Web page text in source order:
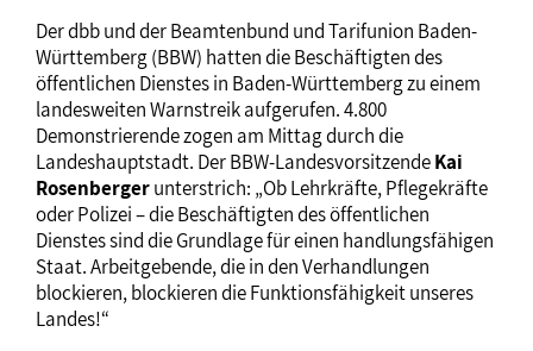
Der dbb und der Beamtenbund und Tarifunion Baden-
Württemberg (BBW) hatten die Beschäftigten des
öffentlichen Dienstes in Baden-Württemberg zu einem
landesweiten Warnstreik aufgerufen. 4.800
Demonstrierende zogen am Mittag durch die
Landeshauptstadt. Der BBW-LandesvorsitzendeKai
Rosenbergerunterstrich: „Ob Lehrkräfte, Pflegekräfte
oder Polizei – die Beschäftigten des öffentlichen
Dienstes sind die Grundlage für einen handlungsfähigen
Staat. Arbeitgebende, die in den Verhandlungen
blockieren, blockieren die Funktionsfähigkeit unseres
Landes!“